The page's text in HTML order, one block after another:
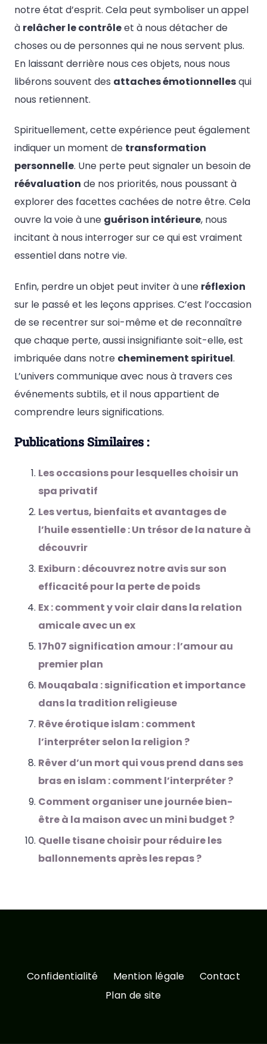
notre état d’esprit. Cela peut symboliser un appel
à relâcher le contrôleet à nous détacher de
choses ou de personnes qui ne nous servent plus.
En laissant derrière nous ces objets, nous nous
libérons souvent des attaches émotionnellesqui
nous retiennent.
Spirituellement, cette expérience peut également
indiquer un moment de transformation
personnelle. Une perte peut signaler un besoin de
réévaluation de nos priorités, nous poussant à
explorer des facettes cachées de notre être. Cela
ouvre la voie à une guérison intérieure, nous
incitant à nous interroger sur ce qui est vraiment
essentiel dans notre vie.
Enfin, perdre un objet peut inviter à une réflexion
sur le passé et les leçons apprises. C’est l’occasion
de se recentrer sur soi-même et de reconnaître
que chaque perte, aussi insignifiante soit-elle, est
imbriquée dans notre cheminement spirituel.
L’univers communique avec nous à travers ces
événements subtils, et il nous appartient de
comprendre leurs significations.
Publications Similaires :
Les occasions pour lesquelles choisir un
spa privatif
Les vertus, bienfaits et avantages de
l’huile essentielle : Un trésor de la nature à
découvrir
Exiburn : découvrez notre avis sur son
efficacité pour la perte de poids
Ex : comment y voir clair dans la relation
amicale avec un ex
17h07 signification amour : l’amour au
premier plan
Mouqabala : signification et importance
dans la tradition religieuse
Rêve érotique islam : comment
l’interpréter selon la religion ?
Rêver d’un mort qui vous prend dans ses
bras en islam : comment l’interpréter ?
Comment organiser une journée bien-
être à la maison avec un mini budget ?
Quelle tisane choisir pour réduire les
ballonnements après les repas ?
Confidentialité Mention légale
Contact
Plan de site